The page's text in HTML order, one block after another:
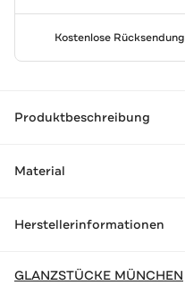
Kostenlose Rücksendung
Produktbeschreibung
Material
Herstellerinformationen
GLANZSTÜCKE MÜNCHEN